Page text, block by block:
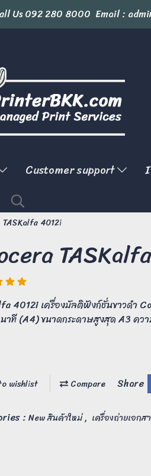
Us092 280 8000 Email :
Customer support
4012i
4012i เครื่องมัลติฟังก์ชั่นขาวดำ
ที (A4) ขนาดกระดาษสูงสุด A3 คว
wishlist Compare
Share
: New สินค้าใหม่, เครื่องถ่ายเอกส